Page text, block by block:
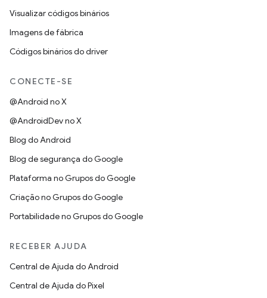
Visualizar códigos binários
Imagens de fábrica
Códigos binários do driver
CONECTE-SE
@Android no X
@AndroidDev no X
Blog do Android
Blog de segurança do Google
Plataforma no Grupos do Google
Criação no Grupos do Google
Portabilidade no Grupos do Google
RECEBER AJUDA
Central de Ajuda do Android
Central de Ajuda do Pixel